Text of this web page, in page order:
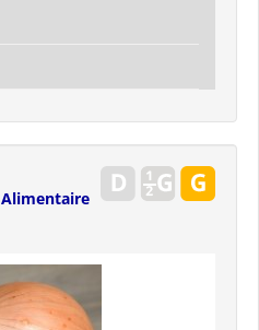
Alimentaire